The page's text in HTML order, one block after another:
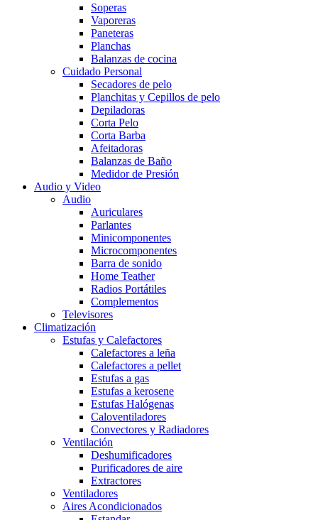
Soperas
Vaporeras
Paneteras
Planchas
Balanzas de cocina
Cuidado Personal
Secadores de pelo
Planchitas y Cepillos de pelo
Depiladoras
Corta Pelo
Corta Barba
Afeitadoras
Balanzas de Baño
Medidor de Presión
Audio y Video
Audio
Auriculares
Parlantes
Minicomponentes
Microcomponentes
Barra de sonido
Home Teather
Radios Portátiles
Complementos
Televisores
Climatización
Estufas y Calefactores
Calefactores a leña
Calefactores a pellet
Estufas a gas
Estufas a kerosene
Estufas Halógenas
Caloventiladores
Convectores y Radiadores
Ventilación
Deshumificadores
Purificadores de aire
Extractores
Ventiladores
Aires Acondicionados